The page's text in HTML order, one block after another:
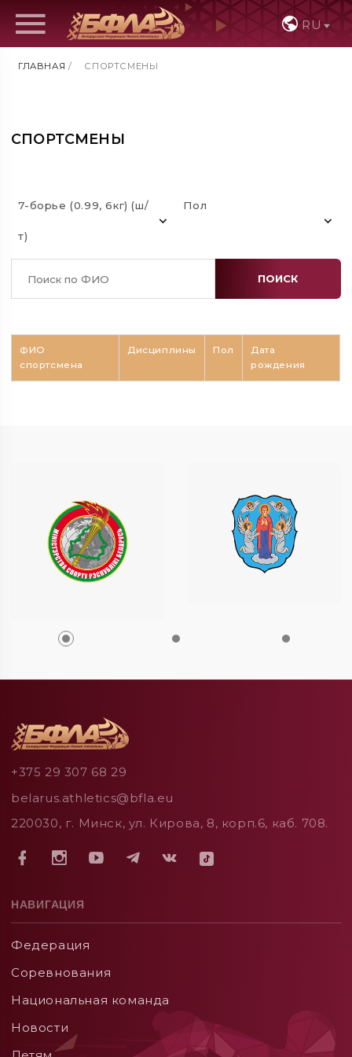
RU
ГЛАВНАЯ / СПОРТСМЕНЫ
СПОРТСМЕНЫ
7-борье (0.99, 6кг) (ш/
т)
Пол
ПОИСК
ФИО
спортсмена
Дисциплины Пол
Дата
рождения
+375 29 307 68 29
belarus.athletics@bfla.eu
220030, г. Минск, ул. Кирова, 8, корп.6, каб. 708.
НАВИГАЦИЯ
Федерация
Соревнования
Национальная команда
Новости